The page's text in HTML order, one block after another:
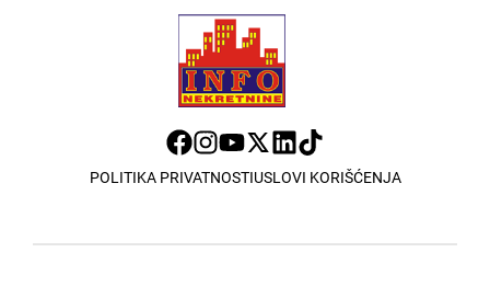
POLITIKA PRIVATNOSTIUSLOVI KORIŠĆENJA